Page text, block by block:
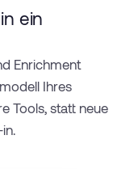
ein
Enrichment
Ihres
Tools, statt neue